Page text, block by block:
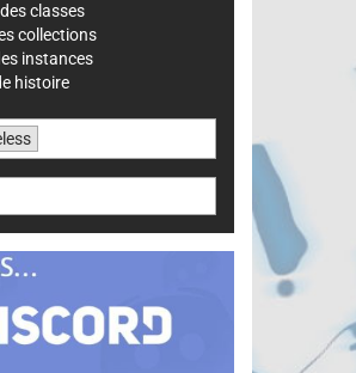
classes
collections
instances
histoire